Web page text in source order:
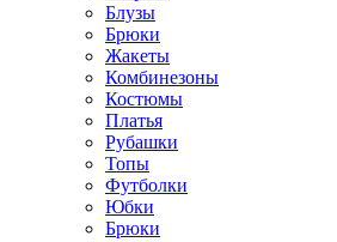
Блузы
Брюки
Жакеты
Комбинезоны
Костюмы
Платья
Рубашки
Топы
Футболки
Юбки
Брюки